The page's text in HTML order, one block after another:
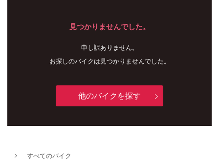
見つかりませんでした。
申し訳ありません。
お探しのバイクは見つかりませんでした。
他のバイクを探す
すべてのバイク